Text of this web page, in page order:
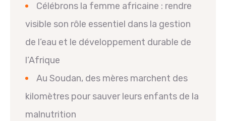
Célébrons la femme africaine : rendre
visible son rôle essentiel dans la gestion
de l’eau et le développement durable de
l’Afrique
Au Soudan, des mères marchent des
kilomètres pour sauver leurs enfants de la
malnutrition